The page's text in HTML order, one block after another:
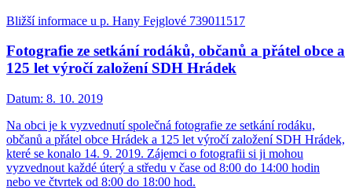
Bližší informace u p. Hany Fejglové 739011517
Fotografie ze setkání rodáků, občanů a přátel obce a
125 let výročí založení SDH Hrádek
Datum: 8. 10. 2019
Na obci je k vyzvednutí společná fotografie ze setkání rodáku,
občanů a přátel obce Hrádek a 125 let výročí založení SDH Hrádek,
které se konalo 14. 9. 2019. Zájemci o fotografii si ji mohou
vyzvednout každé úterý a středu v čase od 8:00 do 14:00 hodin
nebo ve čtvrtek od 8:00 do 18:00 hod.